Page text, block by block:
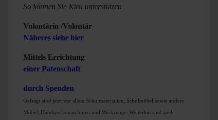
So können Sie Kiru unterstützen
Volontärin /Volontär
Näheres siehe hier
Mittels Errichtung
einer Patenschaft
durch Spenden
Gefragt sind jetzt vor allem Schulmaterialien, Schulmöbel sowie andere
Möbel, Handwerksmaschinen und Werkzeuge. Weiterhin sind auch